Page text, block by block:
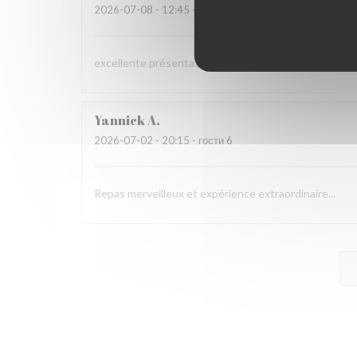
2026-07-08 - 12:45 - гости 3
excellente présentation dans les assiettes et saveur
YannickA
2026-07-02 - 20:15 - гости 6
Repas merveilleux et expérience extraordinaire...